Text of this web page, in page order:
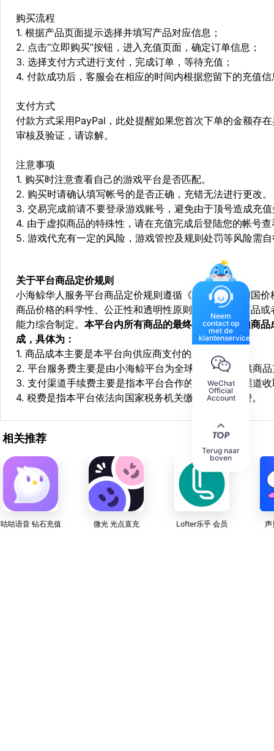
购买流程
1. 根据产品页面提示选择并填写产品对应信息；
2. 点击“立即购买”按钮，进入充值页面，确定订单信息；
3. 选择支付方式进行支付，完成订单，等待充值；
4. 付款成功后，客服会在相应的时间内根据您留下的充值
支付方式
付款方式采用PayPal，此处提醒如果您首次下单的金额存
审核及验证，请谅解。
注意事项
1. 购买时注意查看自己的游戏平台是否匹配。
2. 购买时请确认填写帐号的是否正确，充错无法进行更改。
3. 交易完成前请不要登录游戏账号，避免由于顶号造成充
4. 由于虚拟商品的特殊性，请在充值完成后登陆您的帐号
5. 游戏代充有一定的风险，游戏管控及规则处罚等风险需
关于平台商品定价规则
小海鲸华人服务平台商品定价规则遵循《中华人民共和国
商品价格的科学性、公正性和透明性原则，依据相关商品
能力综合制定。 本平台内所有商品的最终销售价格均由商
成，具体为：
1. 商品成本主要是本平台向供应商支付的采购成本；
2. 平台服务费主要是由小海鲸平台为全球华人用户提供商
3. 支付渠道手续费主要是指本平台合作的第三方支付渠道
4. 税费是指本平台依法向国家税务机关缴纳的各项税费。
相关推荐
咕咕语音 钻石充值 微光 光点直充 Lofter乐乎 会员 声
Neem
contact op
met de
klantenservice
WeChat
Official
Account
Terug naar
boven